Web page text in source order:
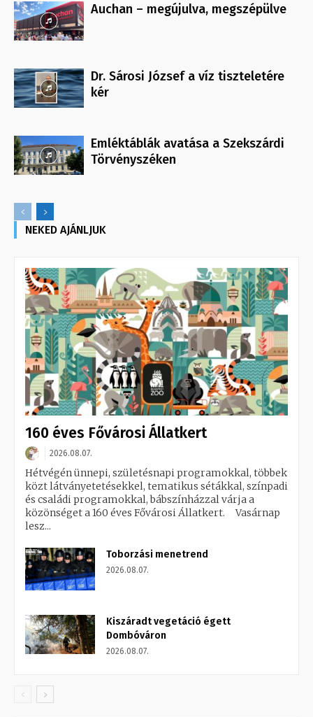
Auchan – megújulva, megszépülve
Dr. Sárosi József a víz tiszteletére
kér
Emléktáblák avatása a Szekszárdi
Törvényszéken
NEKED AJÁNLJUK
160 éves Fővárosi Állatkert
2026.08.07.
Hétvégén ünnepi, születésnapi programokkal, többek
közt látványetetésekkel, tematikus sétákkal, színpadi
és családi programokkal, bábszínházzal várja a
közönséget a 160 éves Fővárosi Állatkert. Vasárnap
lesz...
Toborzási menetrend
2026.08.07.
Kiszáradt vegetáció égett
Dombóváron
2026.08.07.